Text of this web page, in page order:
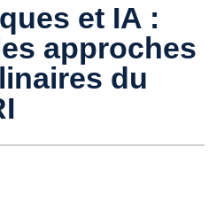
et IA :
approches
du